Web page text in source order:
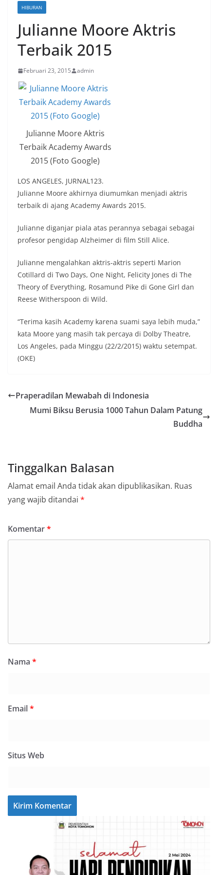
HIBURAN
Julianne Moore Aktris
Terbaik 2015
Februari 23, 2015 admin
Julianne Moore Aktris
Terbaik Academy Awards
2015 (Foto Google)
LOS ANGELES, JURNAL123.
Julianne Moore akhirnya diumumkan menjadi aktris
terbaik di ajang Academy Awards 2015.
Julianne diganjar piala atas perannya sebagai sebagai
profesor pengidap Alzheimer di film Still Alice.
Julianne mengalahkan aktris-aktris seperti Marion
Cotillard di Two Days, One Night, Felicity Jones di The
Theory of Everything, Rosamund Pike di Gone Girl dan
Reese Witherspoon di Wild.
“Terima kasih Academy karena suami saya lebih muda,”
kata Moore yang masih tak percaya di Dolby Theatre,
Los Angeles, pada Minggu (22/2/2015) waktu setempat.
(OKE)
Praperadilan Mewabah di Indonesia
Mumi Biksu Berusia 1000 Tahun Dalam Patung
Buddha
Tinggalkan Balasan
Alamat email Anda tidak akan dipublikasikan. Ruas
yang wajib ditandai *
Komentar*
Nama *
Email*
Situs Web